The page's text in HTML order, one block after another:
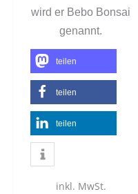
wird er Bebo Bonsai
genannt.
teilen
teilen
teilen
inkl. MwSt.